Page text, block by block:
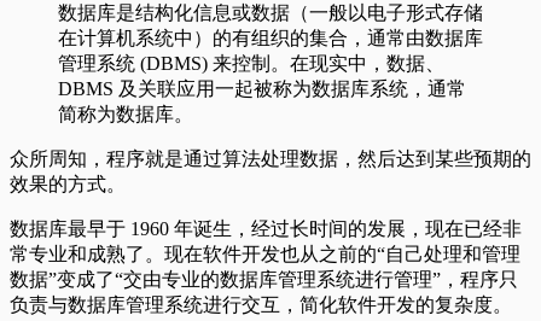
数据库是结构化信息或数据（一般以电子形式存储
在计算机系统中）的有组织的集合，通常由数据库
管理系统 (DBMS) 来控制。在现实中，数据、
DBMS 及关联应用一起被称为数据库系统，通常
简称为数据库。
众所周知，程序就是通过算法处理数据，然后达到某些预期的
效果的方式。
数据库最早于 1960 年诞生，经过长时间的发展，现在已经非
常专业和成熟了。现在软件开发也从之前的“自己处理和管理
数据”变成了“交由专业的数据库管理系统进行管理”，程序只
负责与数据库管理系统进行交互，简化软件开发的复杂度。